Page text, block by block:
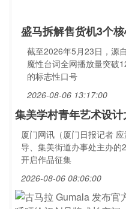
盛马拆解售货机3个
截至2026年5月23日，源
魔性台词全网播放量突破
的标志性口号
2026-08-06 13:17:00
集美学村青年艺术设
厦门网讯（厦门日报记者
导、集美街道办事处主办
开启作品征集
2026-08-06 08:06:00